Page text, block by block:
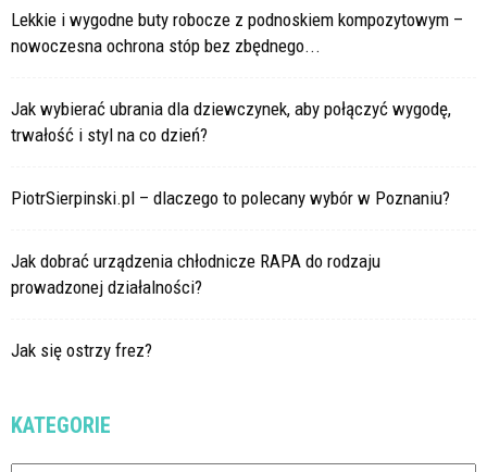
Lekkie i wygodne buty robocze z podnoskiem kompozytowym –
nowoczesna ochrona stóp bez zbędnego...
Jak wybierać ubrania dla dziewczynek, aby połączyć wygodę,
trwałość i styl na co dzień?
PiotrSierpinski.pl – dlaczego to polecany wybór w Poznaniu?
Jak dobrać urządzenia chłodnicze RAPA do rodzaju
prowadzonej działalności?
Jak się ostrzy frez?
KATEGORIE
Kategorie